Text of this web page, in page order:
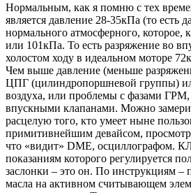
Нормальным, как я помню с тех
является давление 28-35кПа (то есть
нормального атмосферного, которое,
или 101кПа. То есть разряжение во
холостом ходу в идеальном моторе
Чем выше давление (меньше
ЦПГ (цилиндропоршневой группы)
воздуха, или проблемы с фазами
впускными клапанами. Можно
расцелую того, кто умеет ныне
примитивнейшим девайсом,
что «видит» DME, осциллографом.
показаниям которого регулируется
заслонки – это он. По инструкциям –
масла на активном считывающем